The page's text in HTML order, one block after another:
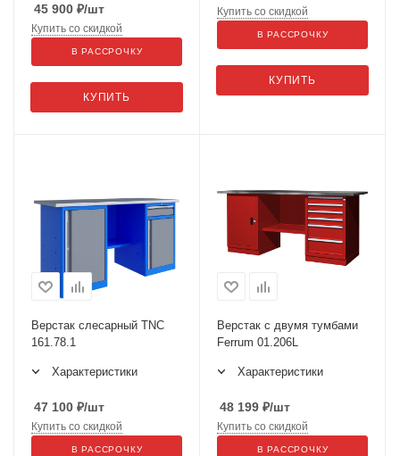
45 900 ₽/шт
КУПИТЬ
Купить со скидкой
В РАССРОЧКУ
КУПИТЬ
Купить со скидкой
В РАССРОЧКУ
Верстак слесарный TNC
161.78.1
Характеристики
47 100 ₽/шт
Купить со скидкой
В РАССРОЧКУ
Верстак с двумя тумбами
Ferrum 01.206L
Характеристики
48 199 ₽/шт
Купить со скидкой
В РАССРОЧКУ